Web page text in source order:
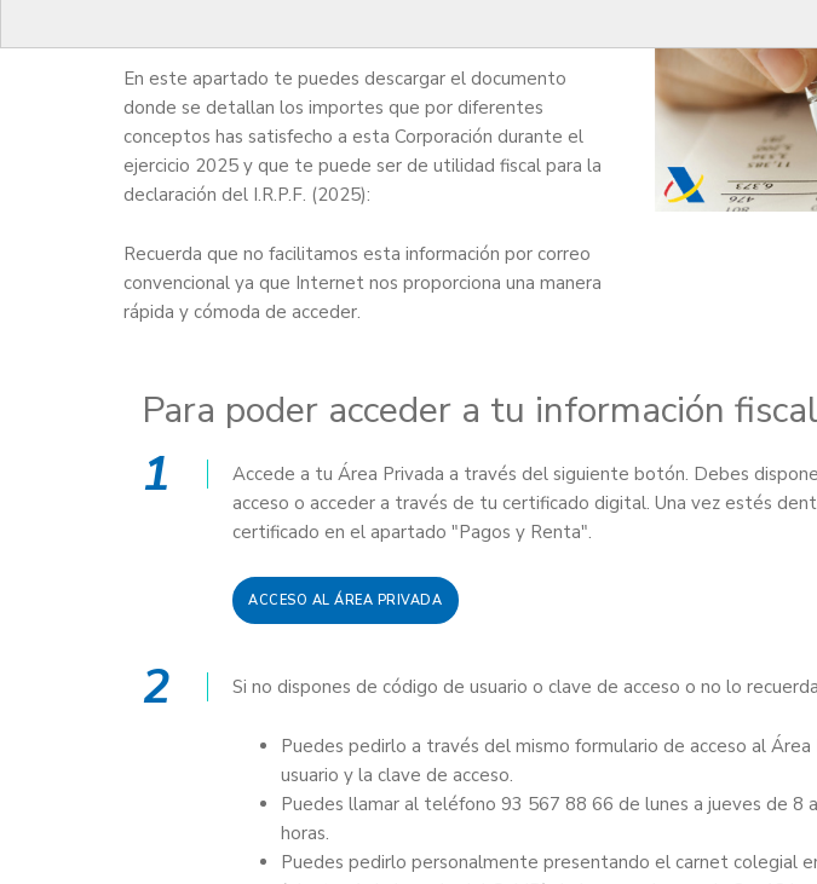
En este apartado te puedes descargar el documento
donde se detallan los importes que por diferentes
conceptos has satisfecho a esta Corporación durante el
ejercicio 2025 y que te puede ser de utilidad fiscal para la
declaración del I.R.P.F. (2025):
Recuerda que no facilitamos esta información por correo
convencional ya que Internet nos proporciona una manera
rápida y cómoda de acceder.
Para poder acceder a tu información
1
Accede a tu Área Privada a través del siguiente botón. Debes
acceso o acceder a través de tu certificado digital. Una vez estés
certificado en el apartado "Pagos y Renta".
ACCESO AL ÁREA PRIVADA
2 Si no dispones de código de usuario o clave de acceso o no lo
Puedes pedirlo a través del mismo formulario de acceso al
usuario y la clave de acceso.
Puedes llamar al teléfono 93 567 88 66 de lunes a jueves de 8
horas.
Puedes pedirlo personalmente presentando el carnet colegial